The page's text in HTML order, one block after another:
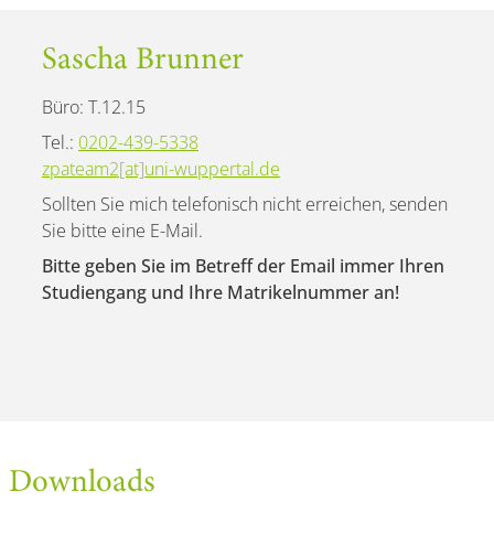
Sascha Brunner
Büro: T.12.15
Tel.: 0202-439-5338
zpateam2[at]uni-wuppertal.de
Sollten Sie mich telefonisch nicht erreichen, senden
Sie bitte eine E-Mail.
Bitte geben Sie im Betreff der Email immer Ihren
Studiengang und Ihre Matrikelnummer an!
Downloads